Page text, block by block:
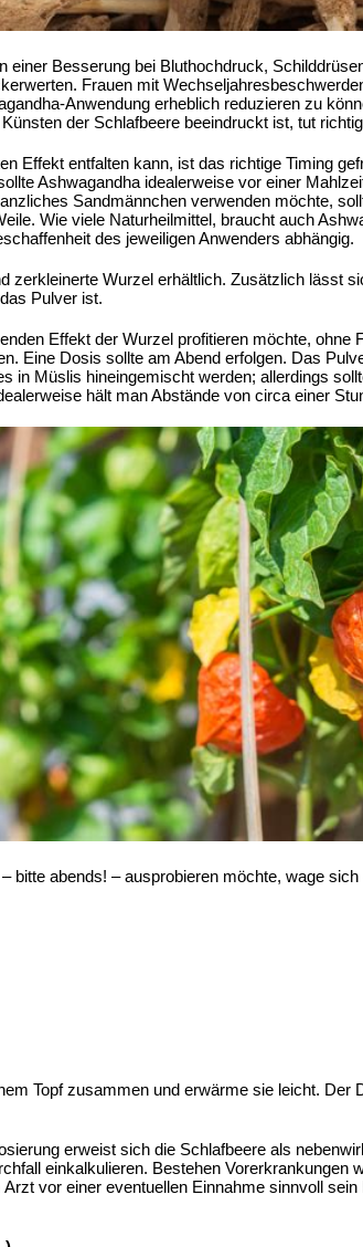
einer Besserung bei Bluthochdruck,
Frauen mit
Anwendung erheblich reduzieren zu
der Schlafbeere beeindruckt ist, tut
Effekt entfalten kann, ist das richtige Timing
Ashwagandha idealerweise vor einer
Sandmännchen verwenden möchte,
Wie viele Naturheilmittel, braucht auch
des jeweiligen Anwenders abhängig.
zerkleinerte Wurzel erhältlich. Zusätzlich lässt
Pulver ist.
Effekt der Wurzel profitieren möchte,
Eine Dosis sollte am Abend erfolgen. Das
in Müslis hineingemischt werden; allerdings
hält man Abstände von circa einer
bitte abends! – ausprobieren möchte, wage
Topf zusammen und erwärme sie leicht. Der
erweist sich die Schlafbeere als
einkalkulieren. Bestehen Vorerkrankungen
vor einer eventuellen Einnahme sinnvoll